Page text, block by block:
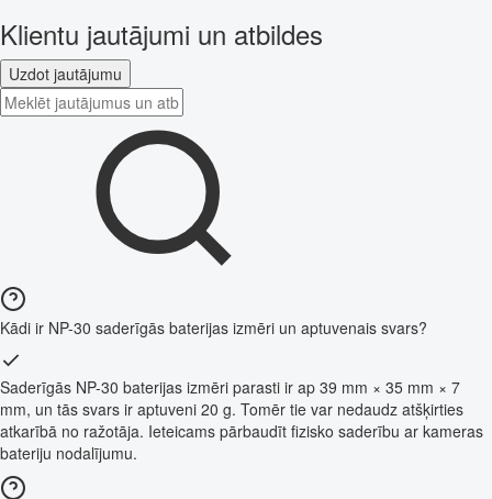
Klientu jautājumi un atbildes
Uzdot jautājumu
Kādi ir NP-30 saderīgās baterijas izmēri un aptuvenais svars?
Saderīgās NP-30 baterijas izmēri parasti ir ap 39 mm × 35 mm × 7
mm, un tās svars ir aptuveni 20 g. Tomēr tie var nedaudz atšķirties
atkarībā no ražotāja. Ieteicams pārbaudīt fizisko saderību ar kameras
bateriju nodalījumu.